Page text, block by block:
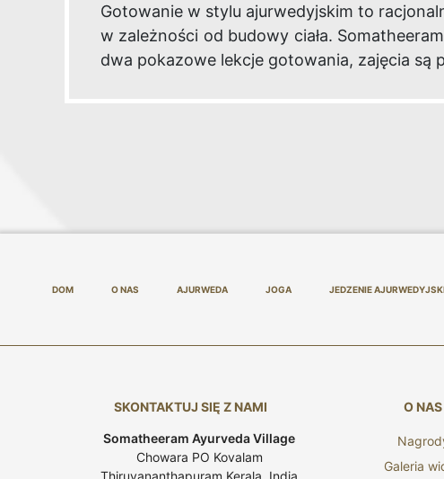
Gotowanie w stylu ajurwedyjskim to
w zależności od budowy ciała.
dwa pokazowe lekcje gotowania, zajęcia są
DOM O NAS AJURWEDA JOGA JEDZENIE
SKONTAKTUJ SIĘ Z NAMI
Somatheeram Ayurveda Village
Chowara PO Kovalam
Thiruvananthapuram Kerala, India
O NAS
Galeria